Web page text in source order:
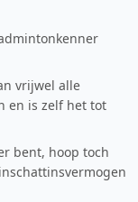
vrijwel alle
en is zelf het tot
bent, hoop toch